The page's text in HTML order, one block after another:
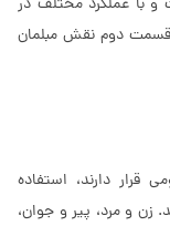
و با عملکرد مختلف در
قسمت دوم نقش مبلمان
قرار دارند، استفاده
زن و مرد، پیر و جوان،